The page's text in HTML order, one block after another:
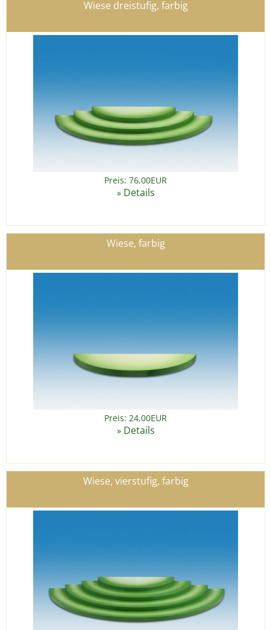
Wiese dreistufig, farbig
Preis: 76,00EUR
» Details
Wiese, farbig
Preis: 24,00EUR
» Details
Wiese, vierstufig, farbig